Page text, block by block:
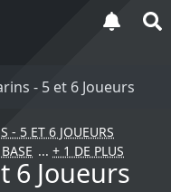
- 5 et 6 Joueurs
- 5 ET 6 JOUEURS
+ 1 DE PLUS
6 Joueurs